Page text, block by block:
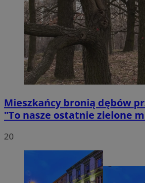
Mieszkańcy bronią dębów
"To nasze ostatnie zielone
20